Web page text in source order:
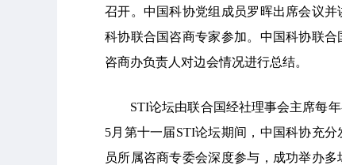
召开。中国科协党组成员罗晖出席会议
科协联合国咨商专家参加。中国科协联
咨商办负责人对边会情况进行总结。
STI论坛由联合国经社理事会主席每
5月第十一届STI论坛期间，中国科协充
员所属咨商专委会深度参与，成功举办